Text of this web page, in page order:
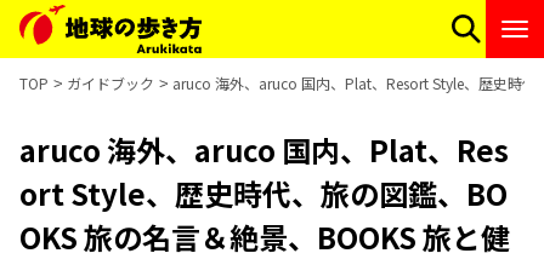
TOP ガイドブック aruco 海外、aruco 国内、Plat、Resort Style、歴史時代
aruco 海外、aruco 国内、Plat、Res
ort Style、歴史時代、旅の図鑑、BO
OKS 旅の名言＆絶景、BOOKS 旅と健